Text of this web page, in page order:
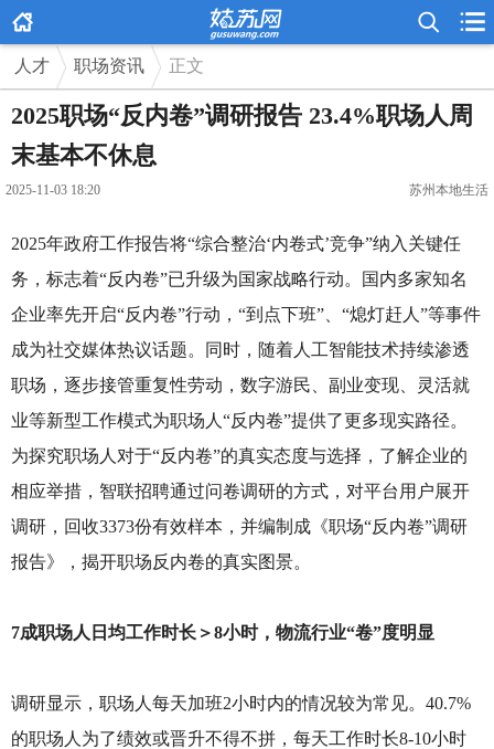
  
人才 职场资讯 正文
2025职场“反内卷”调研报告 23.4%职场人周
末基本不休息
2025-11-03 18:20 苏州本地生活
2025年政府工作报告将“综合整治‘内卷式’竞争”纳入关键任
务，标志着“反内卷”已升级为国家战略行动。国内多家知名
企业率先开启“反内卷”行动，“到点下班”、“熄灯赶人”等事件
成为社交媒体热议话题。同时，随着人工智能技术持续渗透
职场，逐步接管重复性劳动，数字游民、副业变现、灵活就
业等新型工作模式为职场人“反内卷”提供了更多现实路径。
为探究职场人对于“反内卷”的真实态度与选择，了解企业的
相应举措，智联招聘通过问卷调研的方式，对平台用户展开
调研，回收3373份有效样本，并编制成《职场“反内卷”调研
报告》，揭开职场反内卷的真实图景。
7成职场人日均工作时长＞8小时，物流行业“卷”度明显
调研显示，职场人每天加班2小时内的情况较为常见。40.7%
的职场人为了绩效或晋升不得不拼，每天工作时长8-10小时